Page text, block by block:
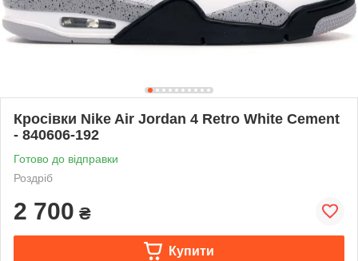
Кросівки Nike Air Jordan 4 Retro White Cement
- 840606-192
Готово до відправки
Роздріб
2 700 ₴
Купити